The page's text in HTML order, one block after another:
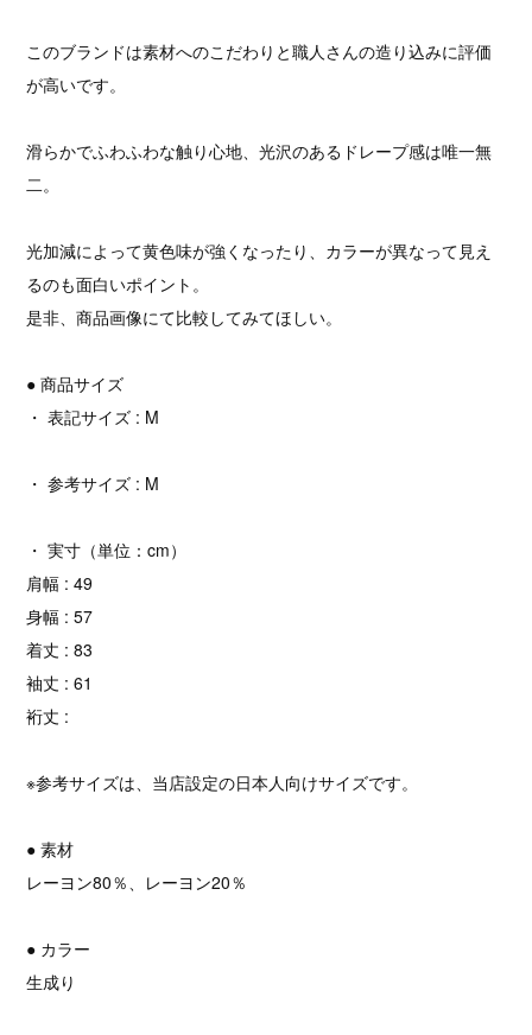
このブランドは素材へのこだわりと職人さんの造り込みに評価
が高いです。
滑らかでふわふわな触り心地、光沢のあるドレープ感は唯一無
二。
光加減によって黄色味が強くなったり、カラーが異なって見え
るのも面白いポイント。
是非、商品画像にて比較してみてほしい。
● 商品サイズ
・ 表記サイズ : M
・ 参考サイズ : M
・ 実寸（単位：cm）
肩幅 : 49
身幅 : 57
着丈 : 83
袖丈 : 61
裄丈 :
※参考サイズは、当店設定の日本人向けサイズです。
● 素材
レーヨン80％、レーヨン20％
● カラー
生成り